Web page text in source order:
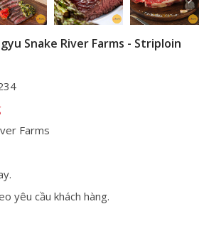
Snake River Farms - Striploin
Farms
yêu cầu khách hàng.